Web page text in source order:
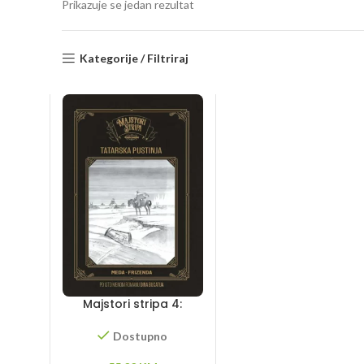
Prikazuje se jedan rezultat
Kategorije / Filtriraj
Majstori stripa 4:
Dostupno